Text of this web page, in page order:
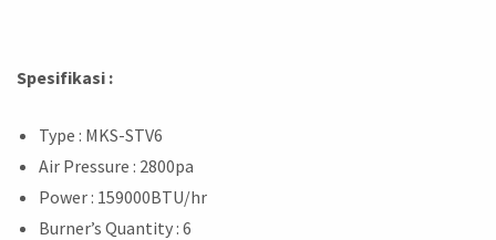
Spesifikasi :
Type : MKS-STV6
Air Pressure : 2800pa
Power : 159000BTU/hr
Burner’s Quantity : 6